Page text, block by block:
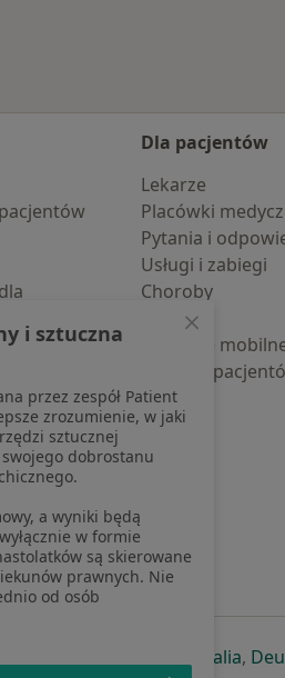
Dla pacjentów
Lekarze
Placówki
Pytania i
Usługi i zabiegi
Choroby
Pomoc
Aplikacje
Blog dla
otwiera się w nowej karcie
otwiera się w
otwiera
Italia,
i sztuczna
przez zespół Patient
zrozumienie, w jaki
sztucznej
dobrostanu
a wyniki będą
w formie
są skierowane
prawnych. Nie
od osób